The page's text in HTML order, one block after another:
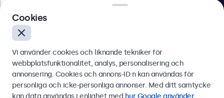
Olof Palmesgata 29, Stockholm, 111 22, Sverige
Svenska
Skicka
Cookies
Vi använder cookies och liknande tekniker för
webbplatsfunktionalitet, analys, personalisering och
annonsering. Cookies och annons-ID:n kan användas för
personliga och icke-personliga annonser. Med ditt samtycke
kan data användas i enlighet med hur Google använder